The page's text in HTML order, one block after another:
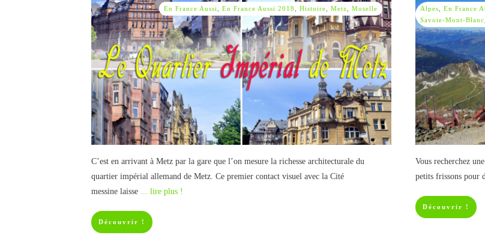
En France Aussi En France Aussi 2018 Histoire Metz Moselle
C’est en arrivant à Metz par la gare que l’on mesure la richesse architecturale du
quartier impérial allemand de Metz. Ce premier contact visuel avec la Cité
messine laisse ... lire plus !
Découvrir !
Alpes En France
Savoie-Mont-Blanc
Vous recherchez
petits frissons pour
Découvrir !